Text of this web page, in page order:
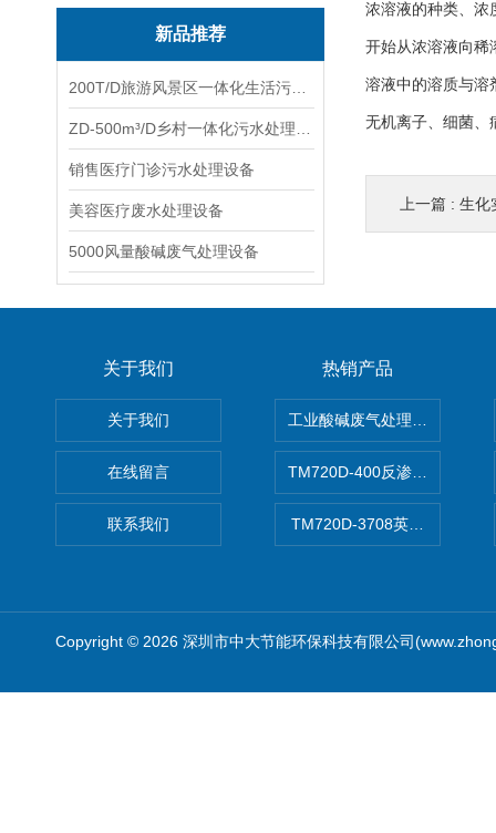
新品推荐
销售医疗门诊污水处理设备
美容医疗废水处理设备
5000风量酸碱废气处理设备
浓溶液的种类、浓
开始从浓溶液向稀
溶液中的溶质与溶
无机离子、细菌、
上一篇 : 生化
关于我们
关于我们
在线留言
联系我们
热销产品
工业酸碱废气处理设备
TM720D-400反渗透膜
TM720D-3708英寸低压反渗
Copyright © 2026 深圳市中大节能环保科技有限公司